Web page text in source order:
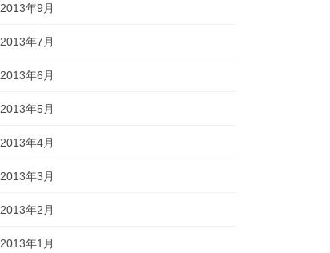
2013年9月
2013年7月
2013年6月
2013年5月
2013年4月
2013年3月
2013年2月
2013年1月